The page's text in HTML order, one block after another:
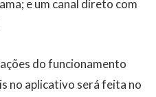
e um canal direto com
do funcionamento
no aplicativo será feita no